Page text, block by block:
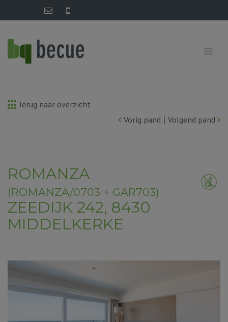
Terug naar overzicht
Vorig pand | Volgend pand
ROMANZA
(ROMANZA/0703 + GAR703)
ZEEDIJK 242, 8430
MIDDELKERKE